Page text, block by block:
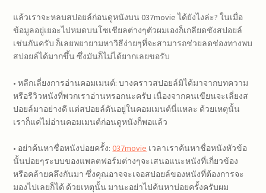
แล้วเราจะหลบสปอยล์ก่อนดูหนังบน 037movie ได้ยังไงล่ะ? ในเมื่อ
ข้อมูลอยู่เยอะไปหมดบนโซเชียลต่างๆตัวผมเองก็เกลียดชังสปอยล์
เช่นกันครับ ก็เลยพยายามหาวิธีง่ายๆที่จะสามารถช่วยลดช่องทางพบ
สปอยล์ได้มากขึ้น ซึ่งมันก็ไม่ได้ยากเลยขอรับ
• หลีกเลี่ยงการอ่านคอมเมนต์: บางคราวสปอยล์มิได้มาจากบทความ
หรือรีวิวหนังที่พวกเราอ่านหรอกนะครับ เนื่องจากคนเขียนจะเลี่ยงส
ปอยล์มาอย่างดี แต่สปอยล์ดันอยู่ในคอมเมนต์นี่แหละ ด้วยเหตุนั้น
เราก็แค่ไม่อ่านคอมเมนต์ก่อนดูหนังก็พอแล้ว
• อย่าค้นหาชื่อหนังบ่อยครั้ง:037movie เวลาเราค้นหาชื่อหนังหัวข้อ
นั้นบ่อยๆระบบของแพลตฟอร์มต่างๆจะเสนอแนะหนังที่เกี่ยวข้อง
หรือคล้ายคลึงกันมา ซึ่งคุณอาจจะเจอสปอยล์ของหนังที่ต้องการจะ
มองไปเลยก็ได้ ด้วยเหตุนั้น มานะอย่าไปค้นหาบ่อยครั้งครับผม